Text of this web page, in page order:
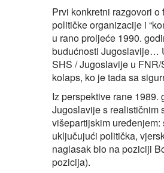
Prvi konkretni razgovori
političke organizacije i
u rano proljeće 1990.
budućnosti Jugoslavije…
SHS / Jugoslavije u
kolaps, ko je tada sa
Iz perspektive rane
Jugoslavije s realističnim
višepartijskim
uključujući politička,
naglasak bio na poziciji
pozicija).